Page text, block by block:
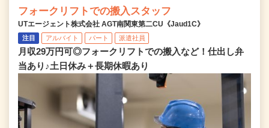
フォークリフトでの搬入スタッフ
UTエージェント株式会社 AGT南関東第二CU《Jaud1C》
注目 アルバイト パート 派遣社員
月収29万円可◎フォークリフトでの搬入など！仕出し弁
当あり♪土日休み＋長期休暇あり